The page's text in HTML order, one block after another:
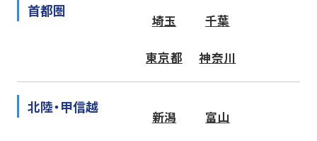
首都圏
埼玉 千葉
東京都 神奈川
北陸・甲信越
新潟 富山